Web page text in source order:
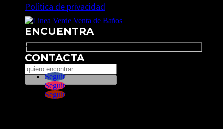
Política de privacidad
ENCUENTRA
Search
CONTACTA
Seguir
Seguir
Seguir